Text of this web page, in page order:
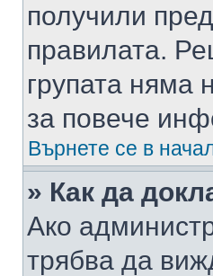
получили
правилата.
групата няма
за повече
Върнете се в
» Как да
Ако
трябва да